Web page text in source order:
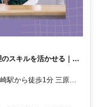
スキルを活かせる｜レ
駅から徒歩1分 三原駅